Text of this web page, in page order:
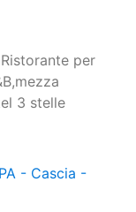
per
3 stelle
- Cascia -